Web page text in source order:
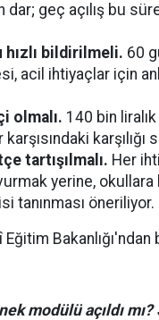
dar; geç açılış bu
hızlı bildirilmeli. 60
acil ihtiyaçlar için
olmalı. 140 bin liralık
karşılığı
tartışılmalı. Her
yerine, okullara
tanınması öneriliyor.
Bakanlığı'ndan
modülü açıldı